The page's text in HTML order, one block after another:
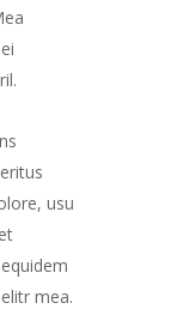
usu
mea.